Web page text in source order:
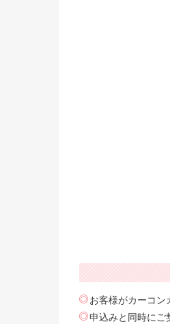
お客様がカーコン
申込みと同時にご